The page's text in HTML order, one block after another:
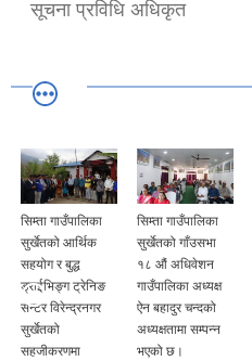
सूचना प्रविधि अधिकृत
सिम्ता गाउँपालिका
सुर्खेतको आर्थिक
सहयोग र बुद्ध
ड्राईभिङ्ग ट्रेनिङ
सेन्टर विरेन्द्रनगर
सुर्खेतको
सहजीकरणमा
सिम्ता गाउँपालिका
सुर्खेतको गाँउसभा
१८ औं अधिवेशन
गाउँपालिका अध्यक्ष
ऐन बहादुर चन्दको
अध्यक्षतामा सम्पन्न
भएको छ।